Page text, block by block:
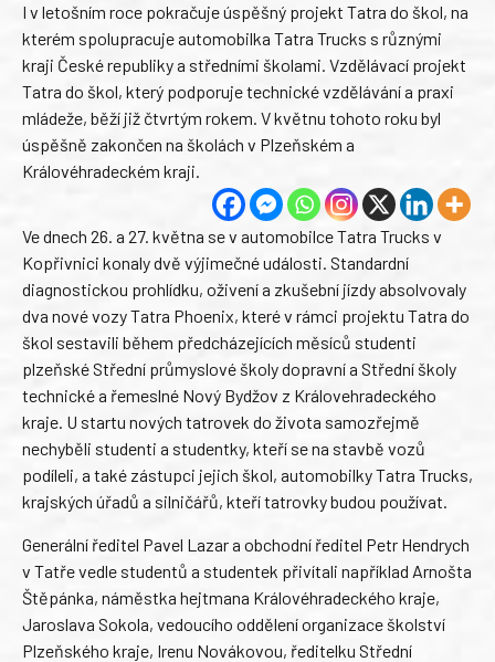
I v letošním roce pokračuje úspěšný projekt Tatra do škol, na
kterém spolupracuje automobilka Tatra Trucks s různými
kraji České republiky a středními školami. Vzdělávací projekt
Tatra do škol, který podporuje technické vzdělávání a praxi
mládeže, běží již čtvrtým rokem. V květnu tohoto roku byl
úspěšně zakončen na školách v Plzeňském a
Královéhradeckém kraji.
Ve dnech 26. a 27. května se v automobilce Tatra Trucks v
Kopřivnici konaly dvě výjimečné události. Standardní
diagnostickou prohlídku, oživení a zkušební jízdy absolvovaly
dva nové vozy Tatra Phoenix, které v rámci projektu Tatra do
škol sestavili během předcházejících měsíců studenti
plzeňské Střední průmyslové školy dopravní a Střední školy
technické a řemeslné Nový Bydžov z Královehradeckého
kraje. U startu nových tatrovek do života samozřejmě
nechyběli studenti a studentky, kteří se na stavbě vozů
podíleli, a také zástupci jejich škol, automobilky Tatra Trucks,
krajských úřadů a silničářů, kteří tatrovky budou používat.
Generální ředitel Pavel Lazar a obchodní ředitel Petr Hendrych
v Tatře vedle studentů a studentek přivítali například Arnošta
Štěpánka, náměstka hejtmana Královéhradeckého kraje,
Jaroslava Sokola, vedoucího oddělení organizace školství
Plzeňského kraje, Irenu Novákovou, ředitelku Střední